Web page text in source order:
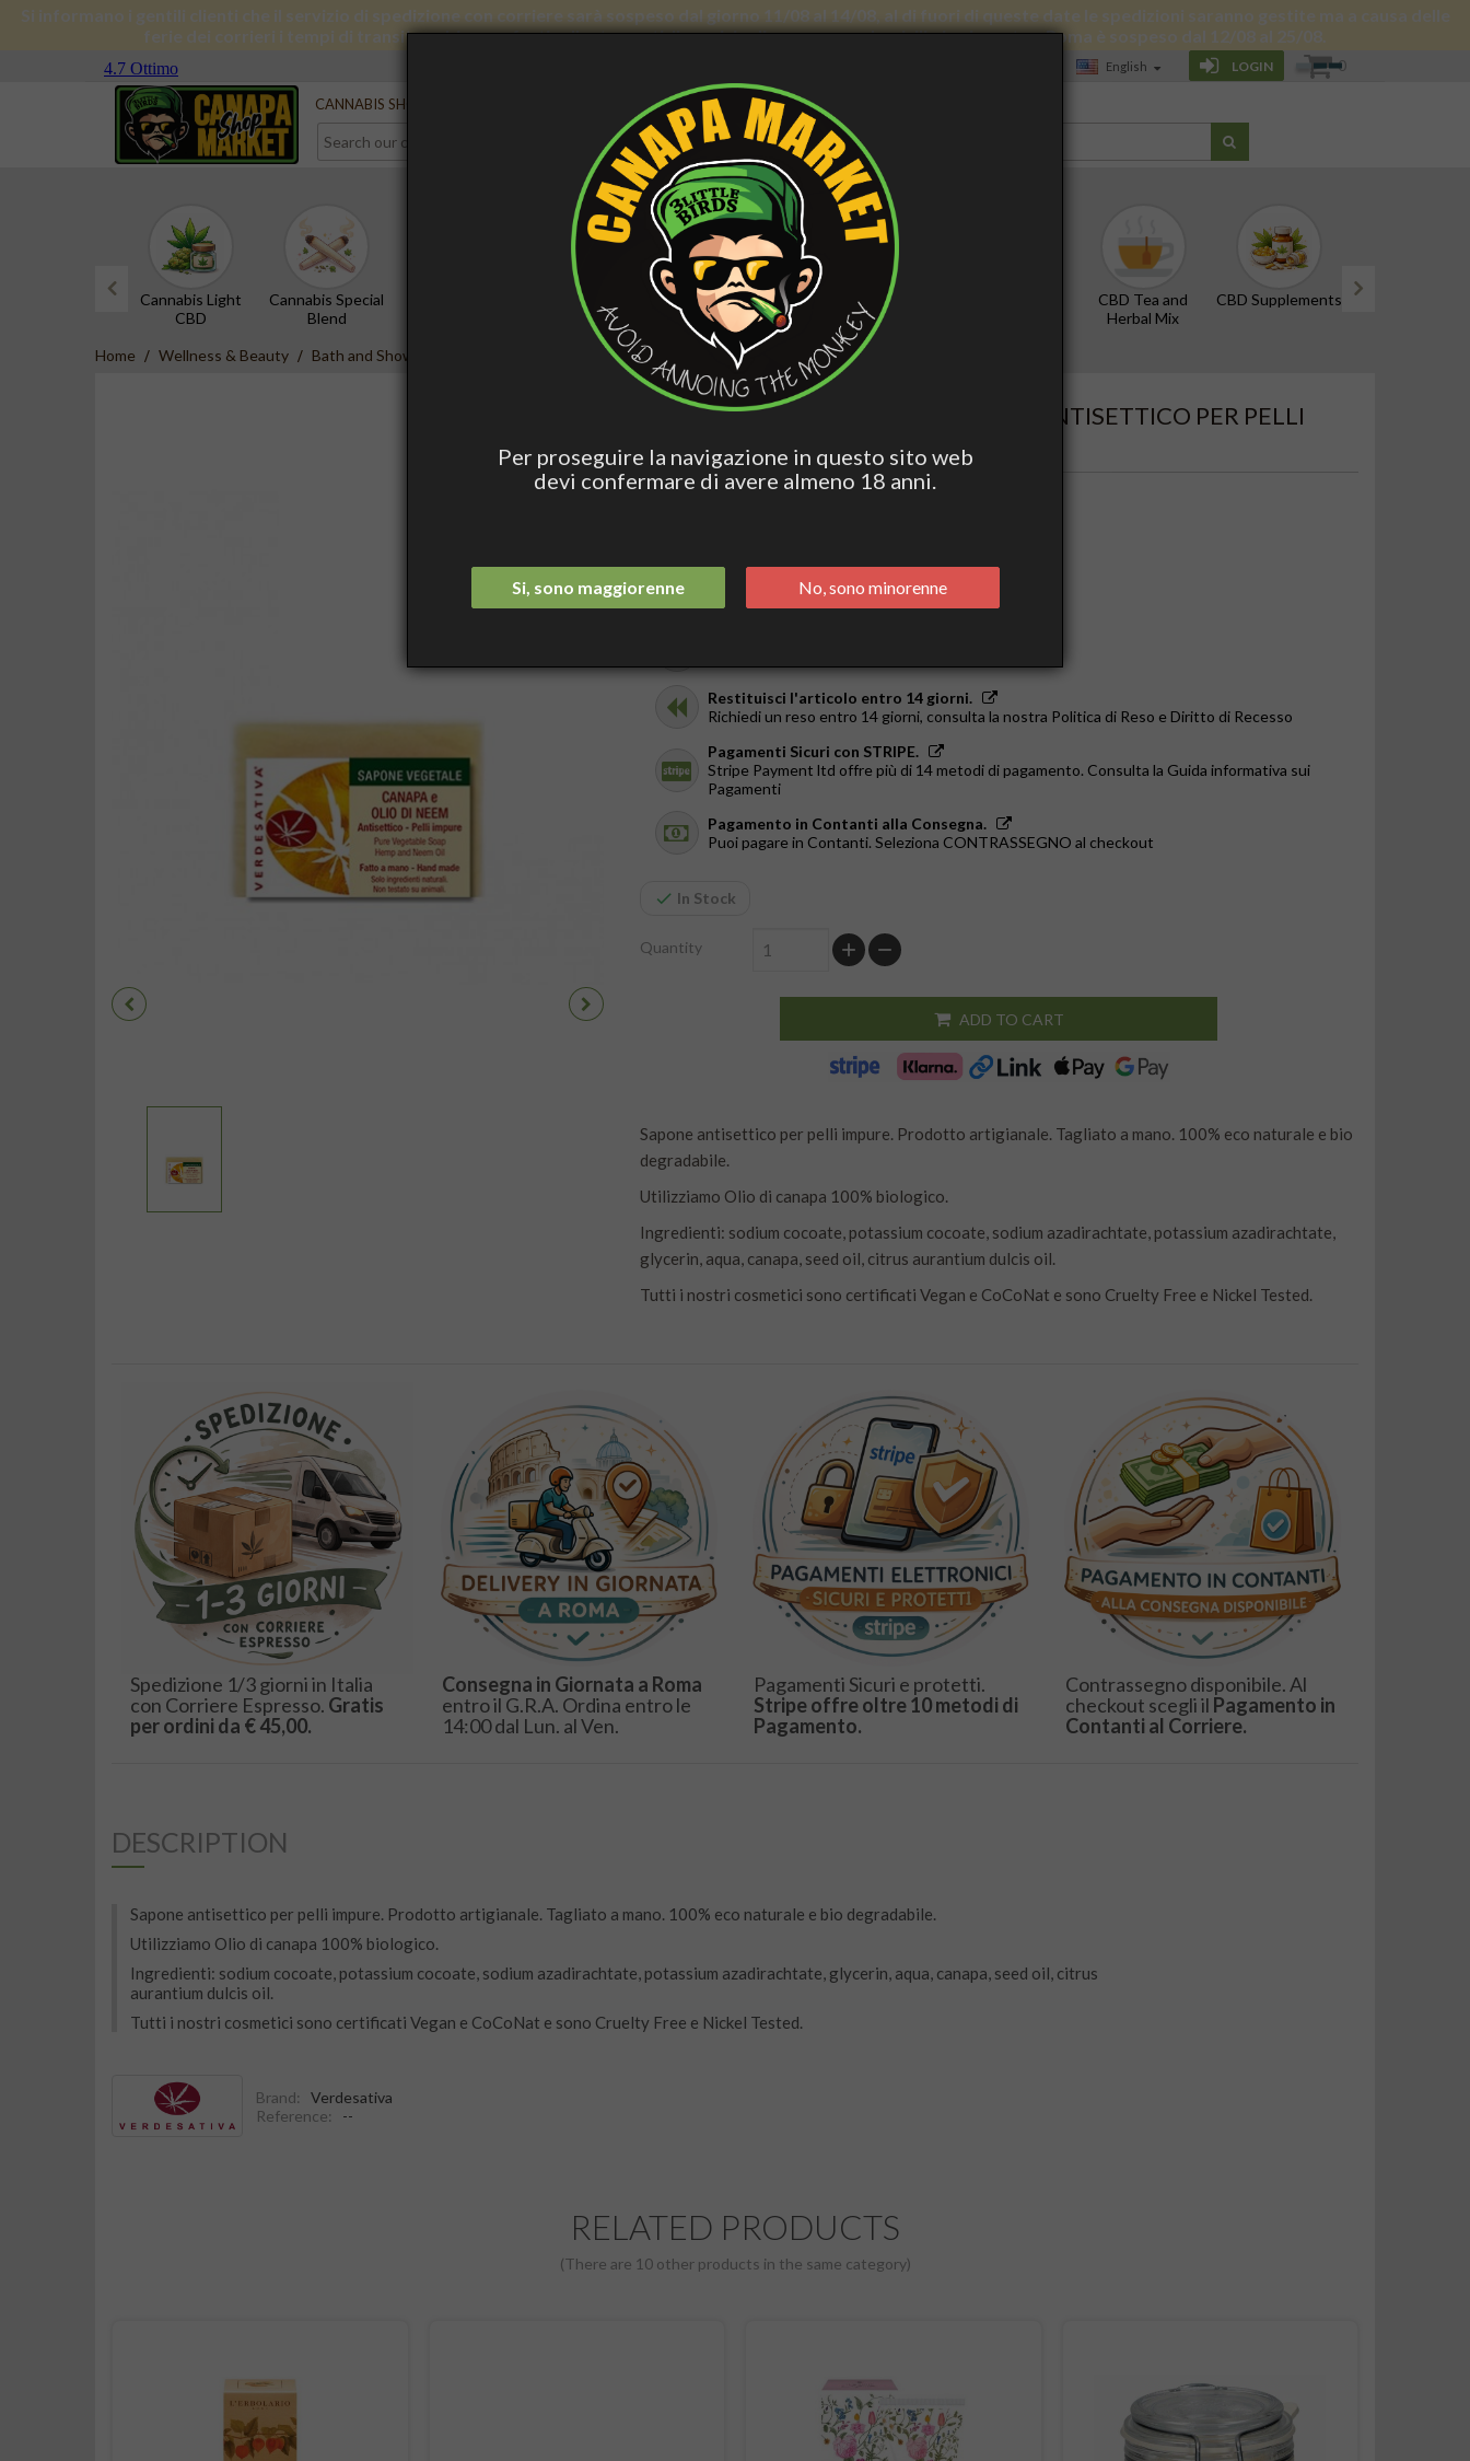
Si informano i gentili clienti che il servizio di spedizione con corriere sarà sospeso dal giorno 11/08 al 14/08, al di fuori di queste date le spedizioni saranno gestite ma a causa delle
ferie dei corrieri i tempi di transito subiranno forti rallentamenti. Il servizio di consegna a domicilio in giornata a Roma è sospeso dal 12/08 al 25/08.
Serve aiuto? English LOGIN 0
CANNABIS SHOP PERSONAL CARE SMOCKER ACCESS.
Cannabis Light
CBD
Cannabis Special
Blend
Hashish Special
Blend
Active Edibles Fall Asleep
CBD Tea and
Herbal Mix
CBD Supplements Edibles and
Home Wellness & Beauty Bath and Shower Sapone Canapa e Olio di Neem - Antisettico per pelli impure - Verdesativa
SAPONE CANAPA E OLIO DI NEEM - ANTISETTICO PER PELLI
Spedizione Italia 2/3 Giorni.
Restituisci l'articolo entro 14 giorni.
Richiedi un reso entro 14 giorni, consulta la nostra Politica di Reso e Diritto di Recesso
Pagamenti Sicuri con STRIPE.
Stripe Payment ltd offre più di 14 metodi di pagamento. Consulta la Guida informativa sui
Pagamenti
Pagamento in Contanti alla Consegna.
Puoi pagare in Contanti. Seleziona CONTRASSEGNO al checkout
In Stock
Quantity
ADD TO CART
Sapone antisettico per pelli impure. Prodotto artigianale. Tagliato a mano. 100% eco naturale e bio
degradabile.
Utilizziamo Olio di canapa 100% biologico.
Ingredienti: sodium cocoate, potassium cocoate, sodium azadirachtate, potassium azadirachtate,
glycerin, aqua, canapa, seed oil, citrus aurantium dulcis oil.
Tutti i nostri cosmetici sono certificati Vegan e CoCoNat e sono Cruelty Free e Nickel Tested.
Spedizione 1/3 giorni in Italia
con Corriere Espresso. Gratis
per ordini da € 45,00.
Consegna in Giornata a Roma
entro il G.R.A. Ordina entro le
14:00 dal Lun. al Ven.
Pagamenti Sicuri e protetti.
Stripe offre oltre 10 metodi di
Pagamento.
Contrassegno disponibile. Al
checkout scegli il Pagamento in
Contanti al Corriere.
DESCRIPTION
Sapone antisettico per pelli impure. Prodotto artigianale. Tagliato a mano. 100% eco naturale e bio degradabile.
Utilizziamo Olio di canapa 100% biologico.
Ingredienti: sodium cocoate, potassium cocoate, sodium azadirachtate, potassium azadirachtate, glycerin, aqua, canapa, seed oil, citrus
aurantium dulcis oil.
Tutti i nostri cosmetici sono certificati Vegan e CoCoNat e sono Cruelty Free e Nickel Tested.
Brand:
Verdesativa
Reference:
--
RELATED PRODUCTS
(There are 10 other products in the same category)
Per proseguire la navigazione in questo sito web
devi confermare di avere almeno 18 anni.
Si, sono maggiorenne No, sono minorenne